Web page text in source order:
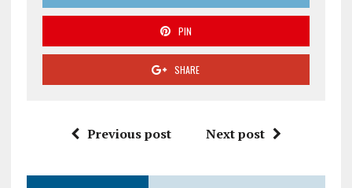
PIN
SHARE
Previous post Next post